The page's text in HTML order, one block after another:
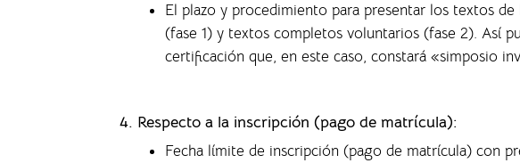
El plazo y procedimiento para presentar los textos
(fase 1) y textos completos voluntarios (fase 2). Así
certificación que, en este caso, constará «simposio
4. Respecto a la inscripción (pago de matrícula):
Fecha límite de inscripción (pago de matrícula) con